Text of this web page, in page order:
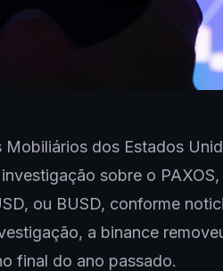
Mobiliários dos Estados
sobre o
ou BUSD, conforme
a binance
final do ano passado.